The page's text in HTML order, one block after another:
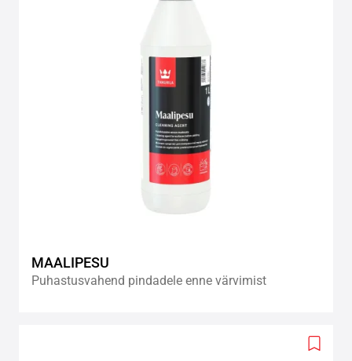
MAALIPESU
Puhastusvahend pindadele enne värvimist
Add